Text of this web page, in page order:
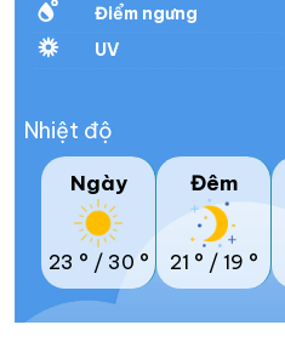
Điểm ngưng
UV
Nhiệt độ
Ngày
23 ° / 30 °
Đêm
21 ° / 19 °